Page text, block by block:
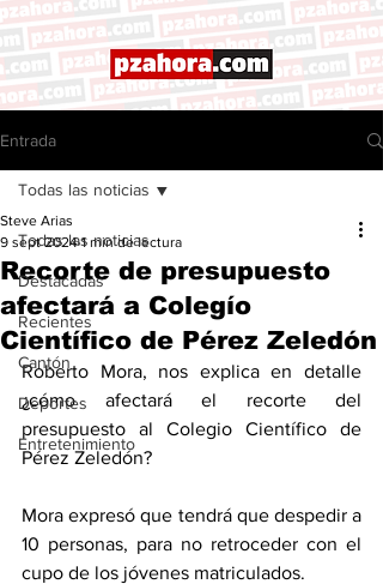
Entrada
Todas las noticias
Destacadas
Recientes
Cantón
Deportes
Entretenimiento
Todas las noticias
Recorte de presupuesto
afectará a Colegío
Científico de Pérez Zeledón
Steve Arias
9 sept 2024 1 min de lectura
Roberto Mora, nos explica en detalle
¿cómo afectará el recorte del
presupuesto al Colegio Científico de
Pérez Zeledón?
Mora expresó que tendrá que despedir a
10 personas, para no retroceder con el
cupo de los jóvenes matriculados.